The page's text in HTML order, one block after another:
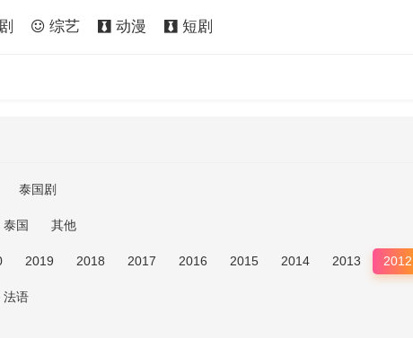
综艺 动漫 短剧
泰国剧
泰国 其他
2019 2018 2017 2016 2015 2014 2013 2012
法语